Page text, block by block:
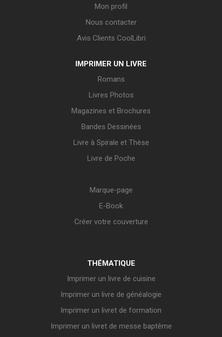
Mon profil
Nous contacter
Avis Clients CoolLibri
IMPRIMER UN LIVRE
Romans
Livres Photos
Magazines et Brochures
Bandes Dessinées
Livre à Spirale et Thèse
Livre de Poche
Marque-page
E-Book
Créer votre couverture
THÉMATIQUE
Imprimer un livre de cuisine
Imprimer un livre de généalogie
Imprimer un livret de formation
Imprimer un livret de messe baptême